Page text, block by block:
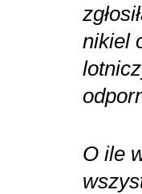
nikiel
O ile